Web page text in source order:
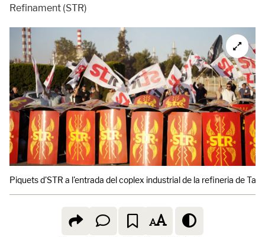
Refinament (STR)
Piquets d'STR a l'entrada del coplex industrial de la refineria de